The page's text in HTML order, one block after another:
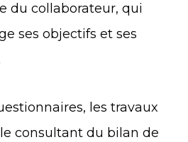
du collaborateur, qui
ses objectifs et ses
les travaux
consultant du bilan de